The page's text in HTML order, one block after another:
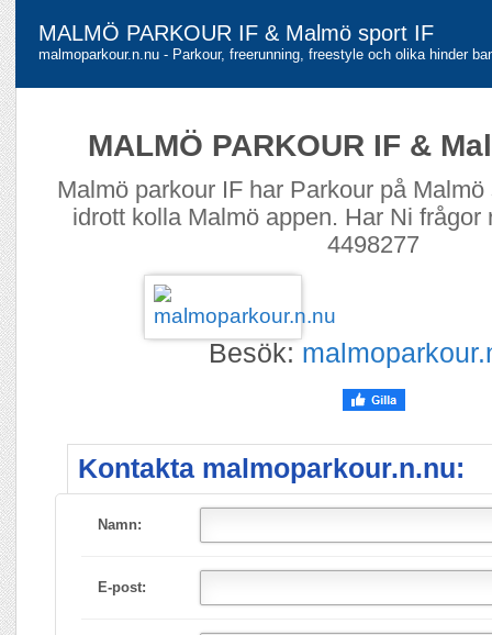
MALMÖ PARKOUR IF & Malmö sport IF
malmoparkour.n.nu - Parkour, freerunning, freestyle och olika hinder
MALMÖ PARKOUR IF &
Malmö parkour IF har Parkour på
idrott kolla Malmö appen. Har Ni frågor
4498277
Besök:
Kontakta malmoparkour.n.nu:
Namn:
E-post: